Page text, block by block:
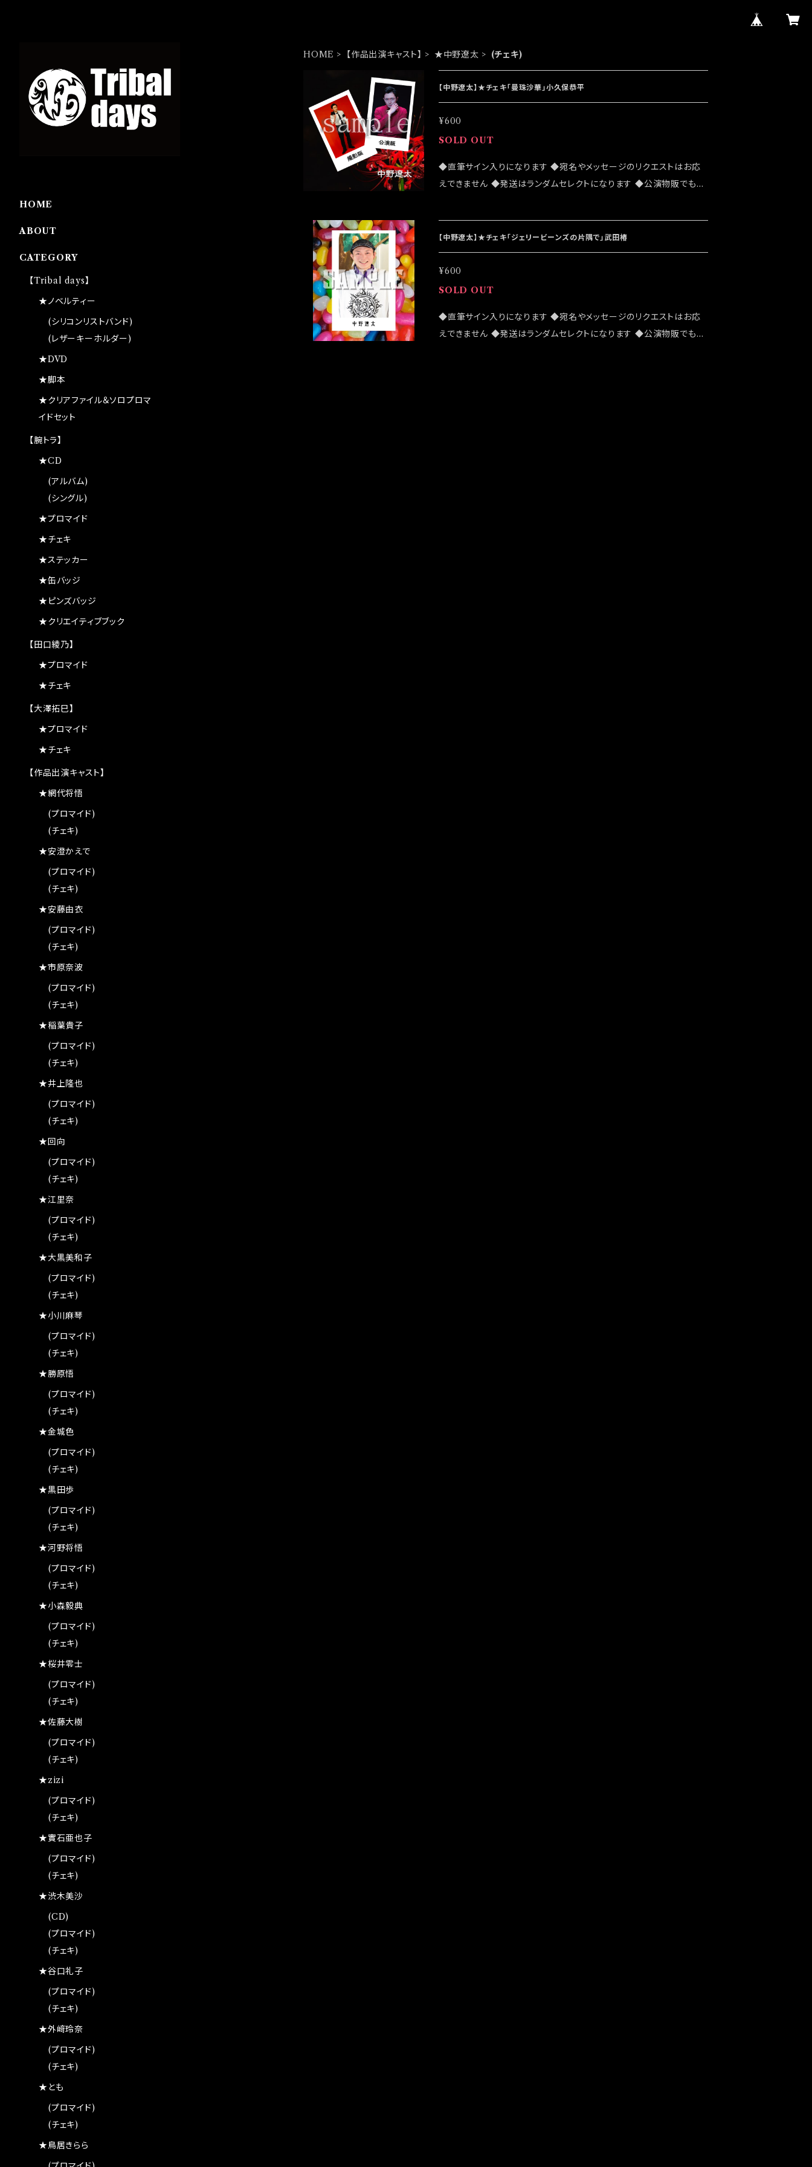
HOME 【作品出演キャスト】 ★中野遼太 (チェキ)
【中野遼太】★チェキ「曼珠沙華」小久保恭平
¥600
SOLD OUT
◆直筆サイン入りになります ◆宛名やメッセージのリクエストはお応
えできません ◆発送はランダムセレクトになります ◆公演物販でも販
客様はこちらのオンラインショップでのご注文をお願い致します ◆発送
は 2022/07/24イベント「大感謝祭」後になります
【中野遼太】★チェキ「ジェリービーンズの片隅で」武田椿
¥600
SOLD OUT
◆直筆サイン入りになります ◆宛名やメッセージのリクエストはお応
えできません ◆発送はランダムセレクトになります ◆公演物販でも販
HOME
ABOUT
CATEGORY
【Tribal days】
★ノベルティー
(シリコンリストバンド)
(レザーキーホルダー)
★DVD
★脚本
★クリアファイル＆ソロプロマ
イドセット
【腕トラ】
★CD
(アルバム)
(シングル)
★プロマイド
★チェキ
★ステッカー
★缶バッジ
★ピンズバッジ
★クリエイティブブック
【田口綾乃】
★プロマイド
★チェキ
【大澤拓巳】
★プロマイド
★チェキ
【作品出演キャスト】
★網代将悟
(プロマイド)
(チェキ)
★安澄かえで
(プロマイド)
(チェキ)
★安藤由衣
(プロマイド)
(チェキ)
★市原奈波
(プロマイド)
(チェキ)
★稲葉貴子
(プロマイド)
(チェキ)
★井上隆也
(プロマイド)
(チェキ)
★回向
(プロマイド)
(チェキ)
★江里奈
(プロマイド)
(チェキ)
★大黒美和子
(プロマイド)
(チェキ)
★小川麻琴
(プロマイド)
(チェキ)
★勝原悟
(プロマイド)
(チェキ)
★金城色
(プロマイド)
(チェキ)
★黒田歩
(プロマイド)
(チェキ)
★河野将悟
(プロマイド)
(チェキ)
★小森毅典
(プロマイド)
(チェキ)
★桜井零士
(プロマイド)
(チェキ)
★佐藤大樹
(プロマイド)
(チェキ)
★zizi
(プロマイド)
(チェキ)
★實石亜也子
(プロマイド)
(チェキ)
★渋木美沙
(CD)
(プロマイド)
(チェキ)
★谷口礼子
(プロマイド)
(チェキ)
★外﨑玲奈
(プロマイド)
(チェキ)
★とも
(プロマイド)
(チェキ)
★鳥居きらら